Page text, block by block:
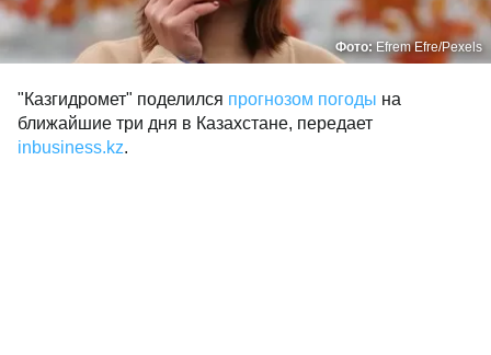
Фото:Efrem Efre/Pexels
"Казгидромет" поделился прогнозом погоды на
ближайшие три дня в Казахстане, передает
inbusiness.kz.